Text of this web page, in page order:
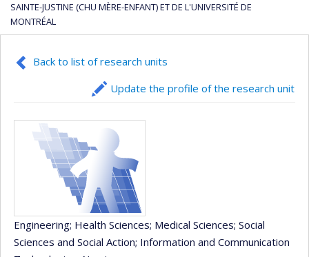
SAINTE-JUSTINE (CHU MÈRE-ENFANT) ET DE L'UNIVERSITÉ DE
MONTRÉAL
Back to list of research units
Update the profile of the research unit
Engineering; Health Sciences; Medical Sciences; Social
Sciences and Social Action; Information and Communication